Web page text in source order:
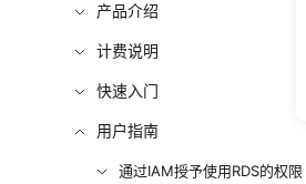
产品介绍
计费说明
快速入门
用户指南
通过IAM授予使用RDS的权限